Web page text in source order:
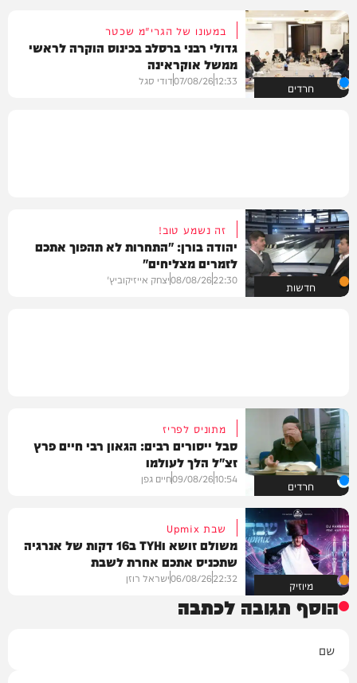
חרדים
במעונו של הגרי"מ שכטר
גדולי רבני ברסלב בכינוס הוקרה לראשי
ממשל אוקראינה
12:33
07/08/26דודי סגל
חדשות
זה נשמע טוב!
יהודה בורן: "התחרות לא תהפוך אתכם
לזמרים מצליחים"
22:30
08/08/26יצחק אייזיקוביץ'
חרדים
מתוניס לפריז
סבל ייסורים רבים: הגאון רבי חיים פרץ
זצ"ל הלך לעולמו
10:54
09/08/26חיים גפן
מיוזיק
שבת Upmix
משולם זושא וTYH ב16 דקות של אנרגיה
שתכניס אתכם אחרת לשבת
22:32
06/08/26ישראל רוזן
הוסף תגובה לכתבה